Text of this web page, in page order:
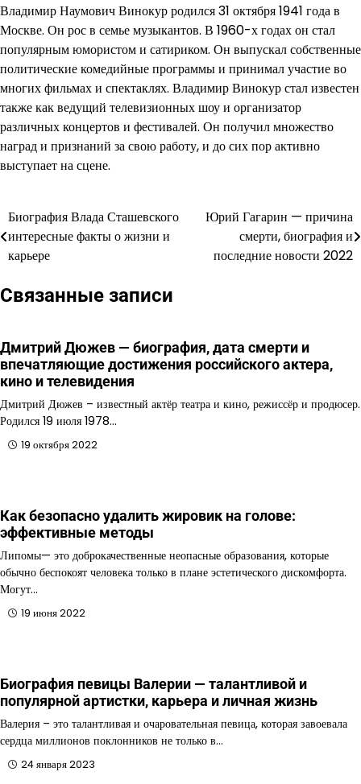
Владимир Наумович Винокур родился 31 октября 1941 года в
Москве. Он рос в семье музыкантов. В 1960-х годах он стал
популярным юмористом и сатириком. Он выпускал собственные
политические комедийные программы и принимал участие во
многих фильмах и спектаклях. Владимир Винокур стал известен
также как ведущий телевизионных шоу и организатор
различных концертов и фестивалей. Он получил множество
наград и признаний за свою работу, и до сих пор активно
выступает на сцене.
Навигация
по
Биография Влада Сташевского
интересные факты о жизни и
карьере
Юрий Гагарин — причина
смерти, биография и
последние новости 2022
Связанные записи
Дмитрий Дюжев — биография, дата смерти и
впечатляющие достижения российского актера,
кино и телевидения
Дмитрий Дюжев – известный актёр театра и кино, режиссёр и продюсер.
Родился 19 июля 1978…
19 октября 2022
Как безопасно удалить жировик на голове:
эффективные методы
Липомы— это доброкачественные неопасные образования, которые
обычно беспокоят человека только в плане эстетического дискомфорта.
Могут…
19 июня 2022
Биография певицы Валерии — талантливой и
популярной артистки, карьера и личная жизнь
Валерия – это талантливая и очаровательная певица, которая завоевала
сердца миллионов поклонников не только в…
24 января 2023